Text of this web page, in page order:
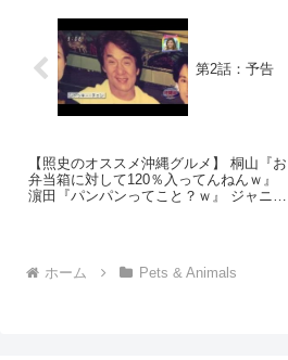
第2話：予告
【照史のオススメ沖縄グルメ】 桐山『お
弁当箱に対して120％入ってんねんｗ』
濵田『パンパンってこと？ｗ』 ジャニー
ホーム Pets & Animals